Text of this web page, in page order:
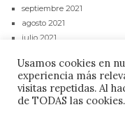
septiembre 2021
agosto 2021
julio 2021
mayo 2021
abril 2021
Usamos cookies en
experiencia más
visitas repetidas. Al
de TODAS las cookies.